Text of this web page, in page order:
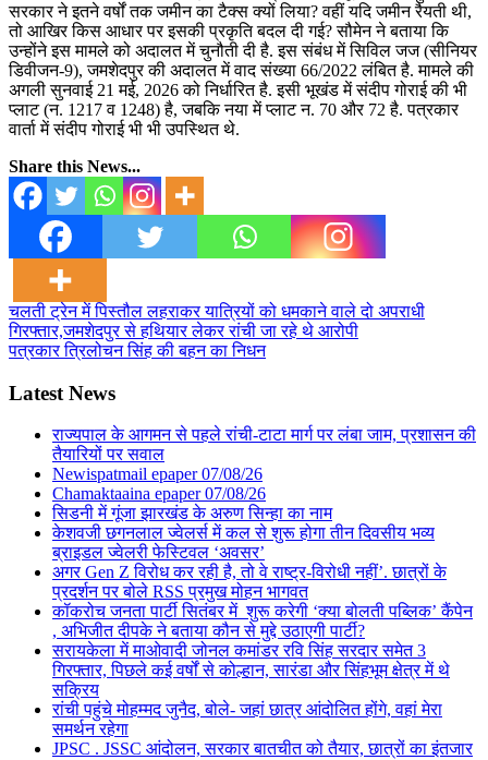
सरकार ने इतने वर्षों तक जमीन का टैक्स क्यों लिया? वहीं यदि जमीन रैयती थी,
तो आखिर किस आधार पर इसकी प्रकृति बदल दी गई? सौमेन ने बताया कि
उन्होंने इस मामले को अदालत में चुनौती दी है. इस संबंध में सिविल जज (सीनियर
डिवीजन-9), जमशेदपुर की अदालत में वाद संख्या 66/2022 लंबित है. मामले की
अगली सुनवाई 21 मई, 2026 को निर्धारित है. इसी भूखंड में संदीप गोराई की भी
प्लाट (न. 1217 व 1248) है, जबकि नया में प्लाट न. 70 और 72 है. पत्रकार
वार्ता में संदीप गोराई भी भी उपस्थित थे.
Share this News...
Post
navigation
चलती ट्रेन में पिस्तौल लहराकर यात्रियों को धमकाने वाले दो अपराधी
गिरफ्तार,जमशेदपुर से हथियार लेकर रांची जा रहे थे आरोपी
पत्रकार त्रिलोचन सिंह की बहन का निधन
Latest News
राज्यपाल के आगमन से पहले रांची-टाटा मार्ग पर लंबा जाम, प्रशासन की
तैयारियों पर सवाल
Newispatmail epaper 07/08/26
Chamaktaaina epaper 07/08/26
सिडनी में गूंजा झारखंड के अरुण सिन्हा का नाम
केशवजी छगनलाल ज्वेलर्स में कल से शुरू होगा तीन दिवसीय भव्य
ब्राइडल ज्वेलरी फेस्टिवल ‘अवसर’
अगर Gen Z विरोध कर रही है, तो वे राष्ट्र-विरोधी नहीं’. छात्रों के
प्रदर्शन पर बोले RSS प्रमुख मोहन भागवत
कॉकरोच जनता पार्टी सितंबर में शुरू करेगी ‘क्या बोलती पब्लिक’ कैंपेन
, अभिजीत दीपके ने बताया कौन से मुद्दे उठाएगी पार्टी?
सरायकेला में माओवादी जोनल कमांडर रवि सिंह सरदार समेत 3
गिरफ्तार, पिछले कई वर्षों से कोल्हान, सारंडा और सिंहभूम क्षेत्र में थे
सक्रिय
रांची पहुंचे मोहम्मद जुनैद, बोले- जहां छात्र आंदोलित होंगे, वहां मेरा
समर्थन रहेगा
JPSC . JSSC आंदोलन, सरकार बातचीत को तैयार, छात्रों का इंतजार